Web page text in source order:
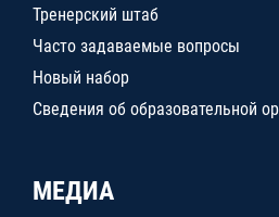
Тренерский штаб
Часто задаваемые вопросы
Новый набор
Сведения об образовательной
МЕДИА